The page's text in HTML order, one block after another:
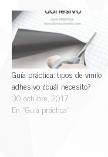
Guía práctica: tipos de vinilo
adhesivo ¿cuál necesito?
30 octubre, 2017
En «Guía práctica»